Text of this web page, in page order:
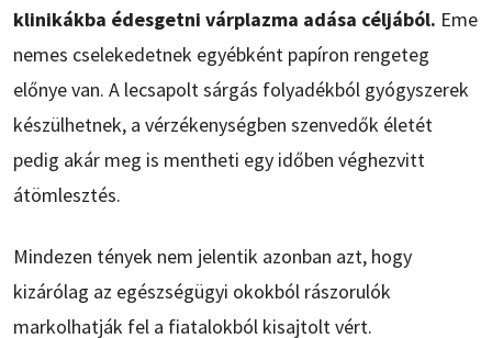
klinikákba édesgetni várplazma adása céljából. Eme
nemes cselekedetnek egyébként papíron rengeteg
előnye van. A lecsapolt sárgás folyadékból gyógyszerek
készülhetnek, a vérzékenységben szenvedők életét
pedig akár meg is mentheti egy időben véghezvitt
átömlesztés.
Mindezen tények nem jelentik azonban azt, hogy
kizárólag az egészségügyi okokból rászorulók
markolhatják fel a fiatalokból kisajtolt vért.